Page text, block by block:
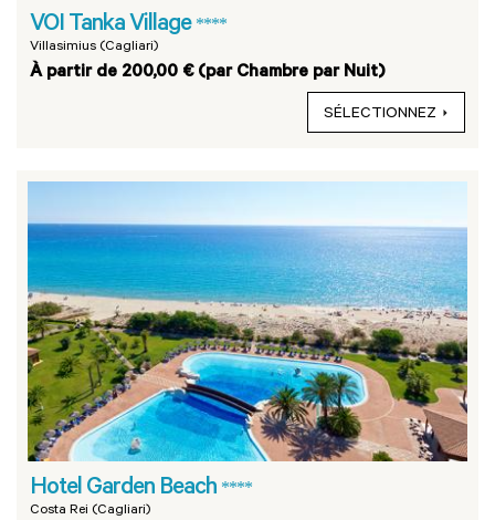
VOI Tanka Village ****
Villasimius (Cagliari)
À partir de 200,00 € (par Chambre par Nuit)
SÉLECTIONNEZ
Hotel Garden Beach ****
Costa Rei (Cagliari)